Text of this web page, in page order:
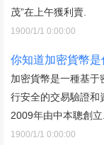
茂”在上午獲利賣.
1900/1/1 0:00:00
你知道加密貨幣
加密貨幣是一種基于
行安全的交易驗證和
2009年由中本聰創立.
1900/1/1 0:00:00